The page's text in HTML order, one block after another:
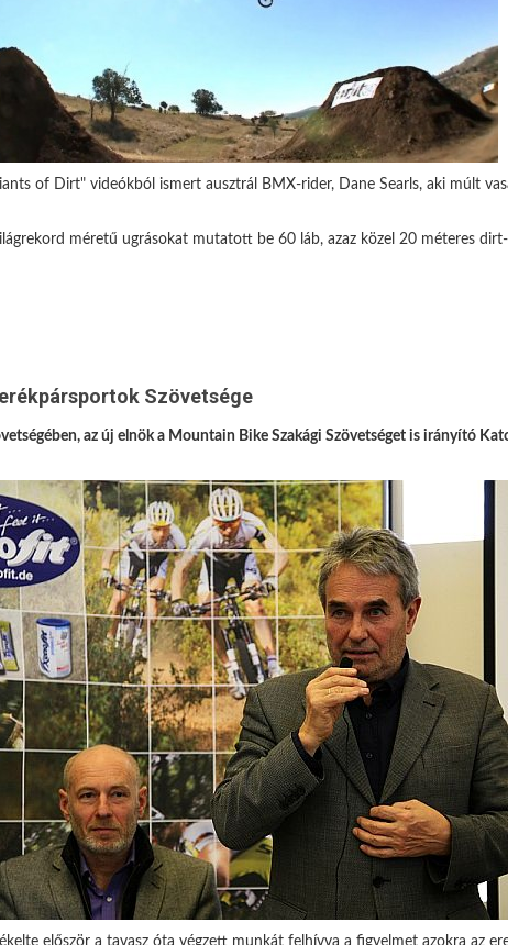
of Dirt" videókból ismert ausztrál BMX-rider, Dane Searls, aki múlt
méretű ugrásokat mutatott be 60 láb, azaz közel 20 méteres
Szövetsége
az új elnök a Mountain Bike Szakági Szövetséget is irányító